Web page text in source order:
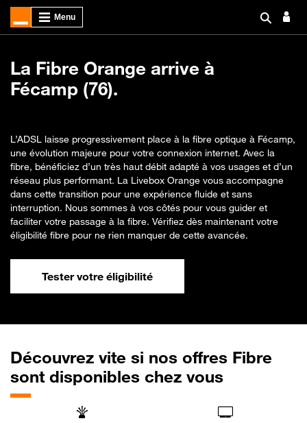
La Fibre Orange arrive à
Fécamp (76).
L’ADSL laisse progressivement place à la fibre optique à Fécamp,
une évolution majeure pour votre connexion internet. Avec la
fibre, bénéficiez d’un très haut débit adapté à vos usages et d’un
réseau plus performant. La Livebox Orange vous accompagne
dans cette transition pour une expérience fluide et sans
interruption. Nous sommes à vos côtés pour vous guider et
faciliter votre passage à la fibre. Vérifiez dès maintenant votre
éligibilité fibre pour ne rien manquer de cette avancée.
Tester votre éligibilité
Découvrez vite si nos offres Fibre
sont disponibles chez vous